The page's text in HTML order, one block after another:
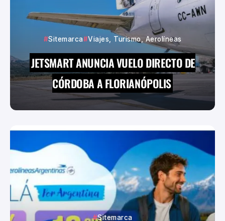
Sitemarca Viajes, Turismo, Aerolíneas
JETSMART ANUNCIA VUELO DIRECTO DE
CÓRDOBA A FLORIANÓPOLIS
Sitemarca